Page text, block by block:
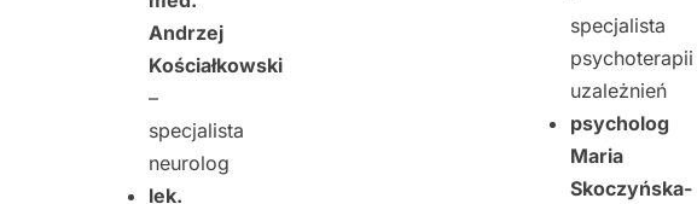
Andrzej
Kościałkowski
–
specjalista
neurolog
lek.
specjalista
psychoterapii
uzależnień
psycholog
Maria
Skoczyńska-